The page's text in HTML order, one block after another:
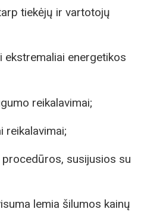
tiekėjų ir vartotojų
ekstremaliai energetikos
reikalavimai;
reikalavimai;
susijusios su
lemia šilumos kainų